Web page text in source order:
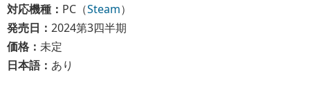
対応機種： PC（Steam）
発売日： 2024第3四半期
価格： 未定
日本語： あり